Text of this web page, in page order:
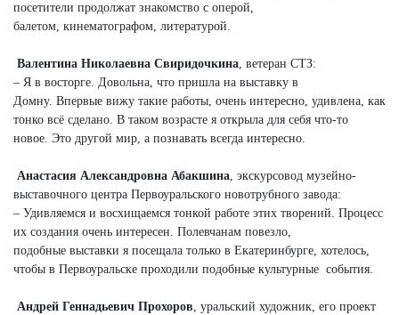
посетители продолжат знакомство с оперой,
балетом, кинематографом, литературой.
Валентина Николаевна Свиридочкина, ветеран СТЗ:
– Я в восторге. Довольна, что пришла на выставку в
Домну. Впервые вижу такие работы, очень интересно, удивлена, как
тонко всё сделано. В таком возрасте я открыла для себя что-то
новое. Это другой мир, а познавать всегда интересно.
Анастасия Александровна Абакшина, экскурсовод музейно-
выставочного центра Первоуральского новотрубного завода:
– Удивляемся и восхищаемся тонкой работе этих творений. Процесс
их создания очень интересен. Полевчанам повезло,
подобные выставки я посещала только в Екатеринбурге, хотелось,
чтобы в Первоуральске проходили подобные культурные события.
Андрей Геннадьевич Прохоров, уральский художник, его проект